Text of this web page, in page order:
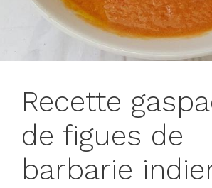
Recette
de figues de
barbarie